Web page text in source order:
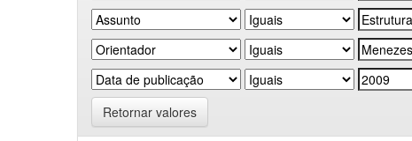
Retornar valores